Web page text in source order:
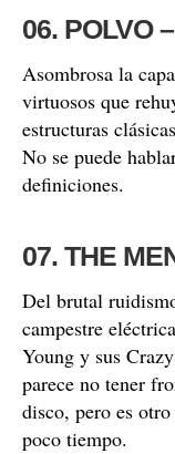
06. POLVO
Asombrosa la
virtuosos que
estructuras
No se puede
definiciones.
07. THE
Del brutal
campestre
Young y sus
parece no tener
disco, pero es
poco tiempo.